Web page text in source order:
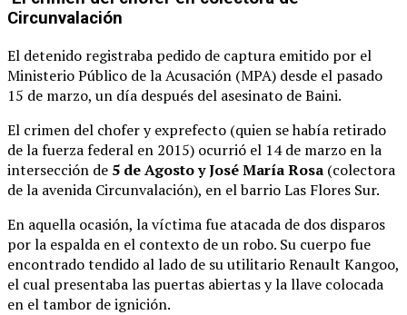
Circunvalación
El detenido registraba pedido de captura emitido por el
Ministerio Público de la Acusación (MPA) desde el pasado
15 de marzo, un día después del asesinato de Baini.
El crimen del chofer y exprefecto (quien se había retirado
de la fuerza federal en 2015) ocurrió el 14 de marzo en la
intersección de 5 de Agosto y José María Rosa (colectora
de la avenida Circunvalación), en el barrio Las Flores Sur.
En aquella ocasión, la víctima fue atacada de dos disparos
por la espalda en el contexto de un robo. Su cuerpo fue
encontrado tendido al lado de su utilitario Renault Kangoo,
el cual presentaba las puertas abiertas y la llave colocada
en el tambor de ignición.